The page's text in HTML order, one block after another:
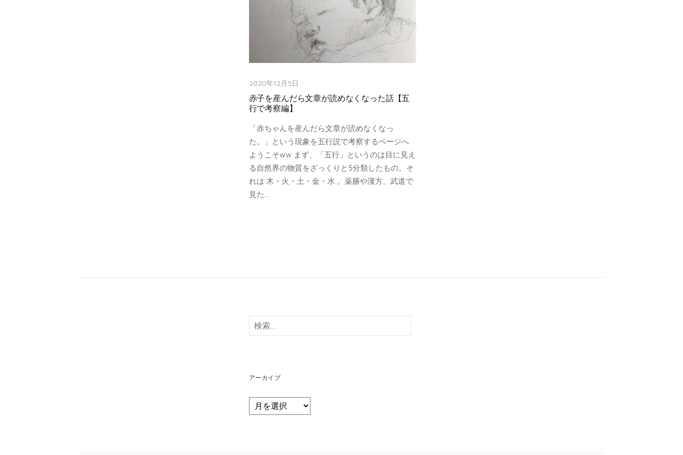
2020年12月5日
赤子を産んだら文章が読めなくなった話【五
行で考察編】
「赤ちゃんを産んだら文章が読めなくなっ
た。」という現象を五行説で考察するページへ
ようこそww まず、「五行」というのは目に見え
る自然界の物質をざっくりと5分類したもの。そ
れは 木・火・土・金・水 。薬膳や漢方、武道で
見た...
検
索:
アーカイブ
ー